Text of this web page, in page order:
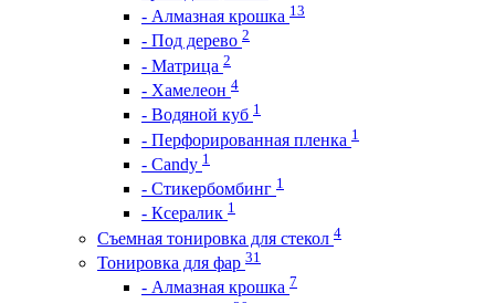
- Алмазная крошка 13
- Под дерево 2
- Матрица 2
- Хамелеон 4
- Водяной куб 1
- Перфорированная пленка 1
- Candy 1
- Стикербомбинг 1
- Ксералик 1
Съемная тонировка для стекол 4
Тонировка для фар 31
- Алмазная крошка 7